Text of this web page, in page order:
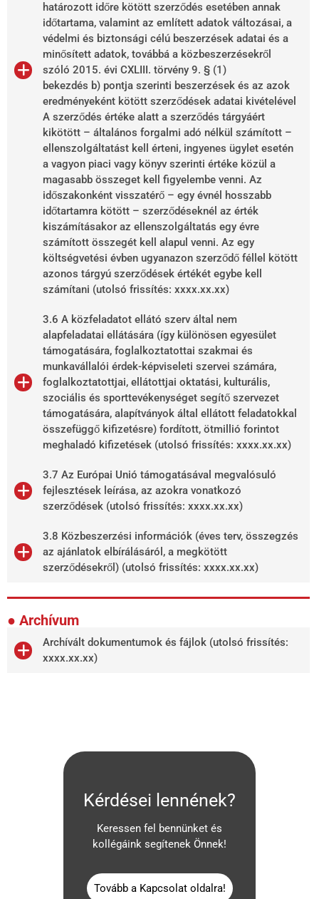
határozott időre kötött szerződés esetében annak
időtartama, valamint az említett adatok változásai, a
védelmi és biztonsági célú beszerzések adatai és a
minősített adatok, továbbá a közbeszerzésekről
szóló 2015. évi CXLIII. törvény 9. § (1)
bekezdés b) pontja szerinti beszerzések és az azok
eredményeként kötött szerződések adatai kivételével
A szerződés értéke alatt a szerződés tárgyáért
kikötött – általános forgalmi adó nélkül számított –
ellenszolgáltatást kell érteni, ingyenes ügylet esetén
a vagyon piaci vagy könyv szerinti értéke közül a
magasabb összeget kell figyelembe venni. Az
időszakonként visszatérő – egy évnél hosszabb
időtartamra kötött – szerződéseknél az érték
kiszámításakor az ellenszolgáltatás egy évre
számított összegét kell alapul venni. Az egy
költségvetési évben ugyanazon szerződő féllel kötött
azonos tárgyú szerződések értékét egybe kell
számítani (utolsó frissítés: xxxx.xx.xx)
3.6 A közfeladatot ellátó szerv által nem
alapfeladatai ellátására (így különösen egyesület
támogatására, foglalkoztatottai szakmai és
munkavállalói érdek-képviseleti szervei számára,
foglalkoztatottjai, ellátottjai oktatási, kulturális,
szociális és sporttevékenységet segítő szervezet
támogatására, alapítványok által ellátott feladatokkal
összefüggő kifizetésre) fordított, ötmillió forintot
meghaladó kifizetések (utolsó frissítés: xxxx.xx.xx)
3.7 Az Európai Unió támogatásával megvalósuló
fejlesztések leírása, az azokra vonatkozó
szerződések (utolsó frissítés: xxxx.xx.xx)
3.8 Közbeszerzési információk (éves terv, összegzés
az ajánlatok elbírálásáról, a megkötött
szerződésekről) (utolsó frissítés: xxxx.xx.xx)
● Archívum
Archívált dokumentumok és fájlok (utolsó frissítés:
xxxx.xx.xx)
Kérdései lennének?
Keressen fel bennünket és
kollégáink segítenek Önnek!
Tovább a Kapcsolat oldalra!